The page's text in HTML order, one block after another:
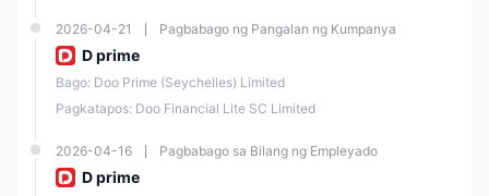
magbukas ng cent account, kumpara sa $5 ng HTFX para magbukas
ng cent account. Ngunit, ang $100 na kailangan para magbukas ng
standard account ay katanggap-tanggap.
Narito ang isang talahanayan na nagpapakita ng minimum deposit ni
Doo Prime sa iba pang mga broker:
Broker Minimum Deposit
2026-04-21 Pagbabago ng Pangalan ng Kumpanya
D prime
Bago: Doo Prime (Seychelles) Limited
Pagkatapos: Doo Financial Lite SC Limited
2026-04-16 Pagbabago sa Bilang ng Empleyado
D prime